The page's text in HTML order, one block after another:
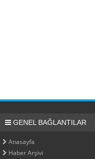
GENEL BAĞLANTILAR
Anasayfa
Haber Arşivi